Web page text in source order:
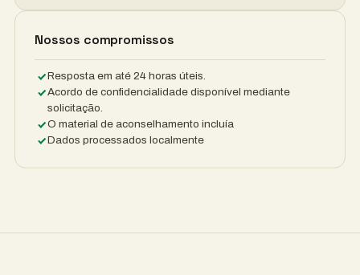
Nossos compromissos
Resposta em até 24 horas úteis.
Acordo de confidencialidade disponível mediante
solicitação.
O material de aconselhamento incluía
Dados processados ​​localmente